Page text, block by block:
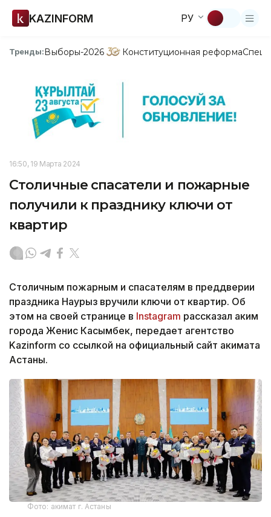
KAZINFORM РУ
Тренды:Выборы-2026 Конституционная реформа
16:50, 19 Марта 2024
Столичные спасатели и пожарные
получили к празднику ключи от
квартир
Столичным пожарным и спасателям в преддверии
праздника Наурыз вручили ключи от квартир. Об
этом на своей странице в Instagram рассказал аким
города Женис Касымбек, передает агентство
Kazinform со ссылкой на официальный сайт акимата
Астаны.
Фото: акимат г. Астаны